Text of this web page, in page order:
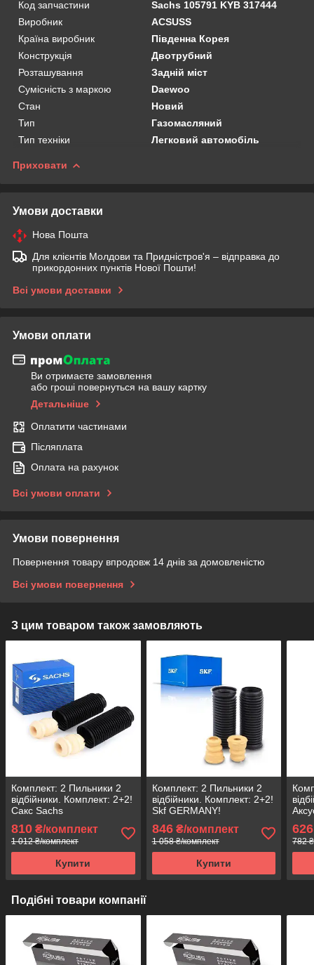
Код запчастини
Sachs 105791 KYB 317444
Виробник
ACSUSS
Країна виробник
Південна Корея
Конструкція
Двотрубний
Розташування
Задній міст
Сумісність з маркою
Daewoo
Стан
Новий
Тип
Газомасляний
Тип техніки
Легковий автомобіль
Приховати
Умови доставки
Нова Пошта
Для клієнтів Молдови та Придністров'я – відправка до
прикордонних пунктів Нової Пошти!
Всі умови доставки
Умови оплати
Ви отримаєте замовлення
або гроші повернуться на вашу картку
Детальніше
Оплатити частинами
Післяплата
Оплата на рахунок
Всі умови оплати
Умови повернення
Повернення товару впродовж 14 днів за домовленістю
Всі умови повернення
З цим товаром також замовляють
Комплект: 2 Пильники 2
відбійники. Комплект: 2+2!
Сакс Sachs
810 ₴/комплект
1 012 ₴/комплект
Купити
Комплект: 2 Пильники 2
відбійники. Комплект: 2+2!
Skf GERMANY!
846₴/комплект
1 058 ₴/комплект
Купити
626
782
Подібні товари компанії